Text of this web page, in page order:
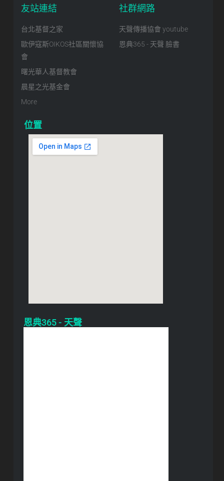
友站連結
台北基督之家
歐伊寇斯OIKOS社區關懷協
會
曙光華人基督教會
晨星之光基金會
More
社群網路
天聲傳播協會 youtube
恩典365 - 天聲 臉書
位置
恩典365 - 天聲